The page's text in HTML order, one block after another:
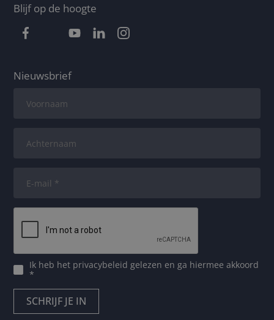
Blijf op de hoogte
Nieuwsbrief
Ik heb het privacybeleid gelezen en ga hiermee akkoord
*